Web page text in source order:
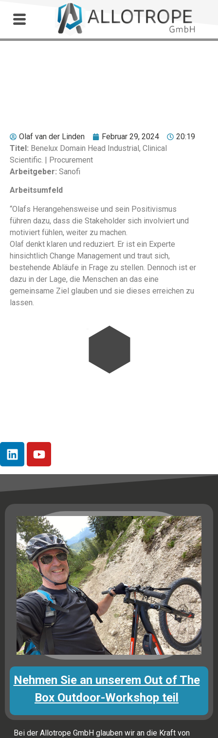
Olaf van der Linden Februar 29, 2024
20:19
Titel: Benelux Domain Head Industrial, Clinical
Scientific. | Procurement
Arbeitgeber: Sanofi
Arbeitsumfeld
“Olafs Herangehensweise und sein Positivismus
führen dazu, dass die Stakeholder sich involviert und
motiviert fühlen, weiter zu machen.
Olaf denkt klaren und reduziert. Er ist ein Experte
hinsichtlich Change Management und traut sich,
bestehende Abläufe in Frage zu stellen. Dennoch ist er
dazu in der Lage, die Menschen an das eine
gemeinsame Ziel glauben und sie dieses erreichen zu
lassen.
Nehmen Sie an unserem Out of The
Box Outdoor-Workshop teil
Bei der Allotrope GmbH glauben wir an die Kraft von